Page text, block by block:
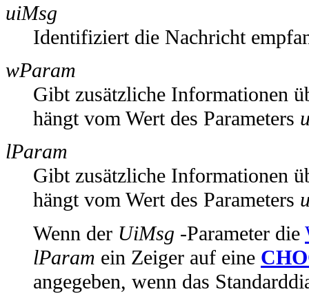
uiMsg
Identifiziert die Nachricht
wParam
Gibt zusätzliche Informationen
hängt vom Wert des Parameters
lParam
Gibt zusätzliche Informationen
hängt vom Wert des Parameters
Wenn der UiMsg -Parameter die
lParam ein Zeiger auf eine
angegeben, wenn das